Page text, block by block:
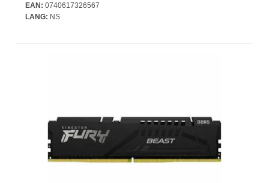
EAN: 0740617326567
LANG: NS